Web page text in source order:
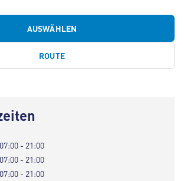
AUSWÄHLEN
ROUTE
07:00 - 21:00
07:00 - 21:00
07:00 - 21:00